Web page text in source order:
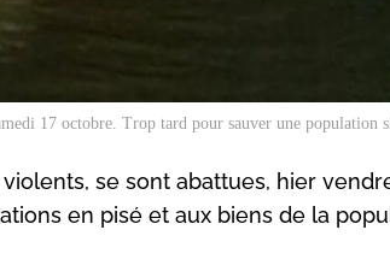
17 octobre. Trop tard pour sauver une population
se sont abattues, hier
en pisé et aux biens de la